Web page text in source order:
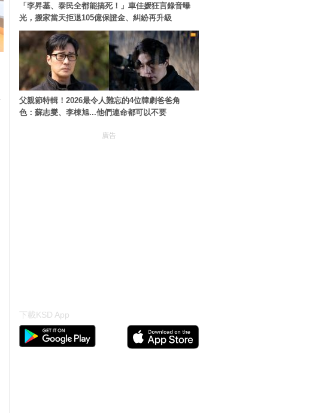
「李昇基、泰民全都能搞死！」車佳媛狂言錄音曝
光，搬家當天拒退105億保證金、糾紛再升級
父親節特輯！2026最令人難忘的4位韓劇爸爸角
色：蘇志燮、李棟旭...他們連命都可以不要
廣告
下載KSD App